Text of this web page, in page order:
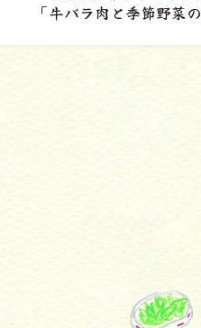
ふさ鮨「海鮮丼」